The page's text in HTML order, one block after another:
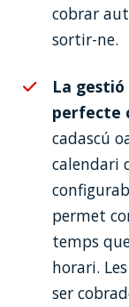
cobrar
sortir-ne.
La gestió
perfecte
cadascú
calendari
permet
temps
horari.
ser